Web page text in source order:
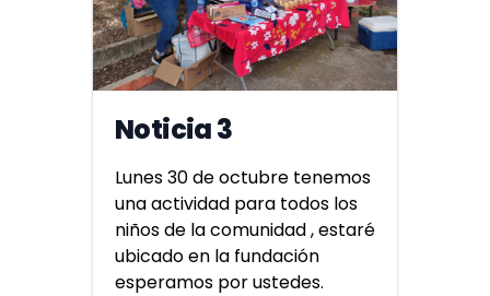
Noticia 3
Lunes 30 de octubre tenemos
una actividad para todos los
niños de la comunidad , estaré
ubicado en la fundación
esperamos por ustedes.